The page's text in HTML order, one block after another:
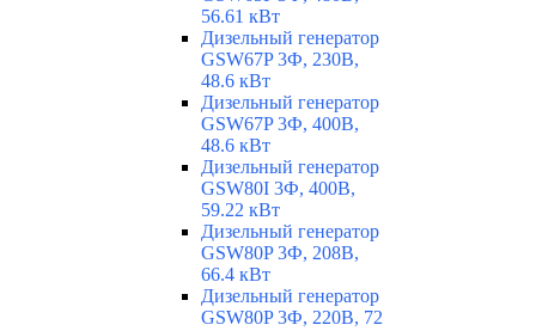
56.61 кВт
Дизельный генератор
GSW67P 3Ф, 230В,
48.6 кВт
Дизельный генератор
GSW67P 3Ф, 400В,
48.6 кВт
Дизельный генератор
GSW80I 3Ф, 400В,
59.22 кВт
Дизельный генератор
GSW80P 3Ф, 208В,
66.4 кВт
Дизельный генератор
GSW80P 3Ф, 220В, 72